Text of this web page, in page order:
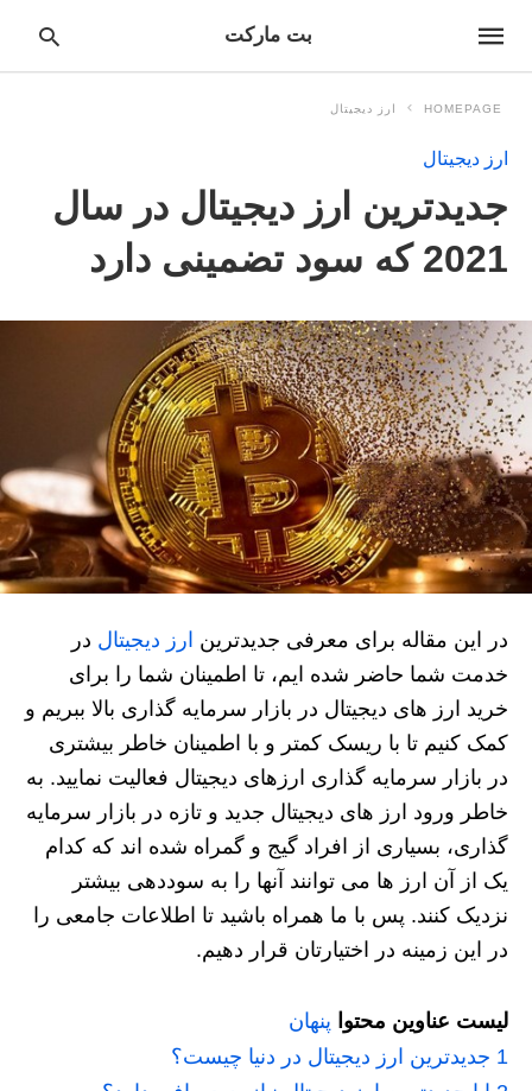
بت مارکت
HOMEPAGE ارز دیجیتال
ارز دیجیتال
جدیدترین ارز دیجیتال در سال
2021 که سود تضمینی دارد
در این مقاله برای معرفی جدیدترین ارز دیجیتال در
خدمت شما حاضر شده ایم، تا اطمینان شما را برای
خرید ارز های دیجیتال در بازار سرمایه گذاری بالا ببریم و
کمک کنیم تا با ریسک کمتر و با اطمینان خاطر بیشتری
در بازار سرمایه گذاری ارزهای دیجیتال فعالیت نمایید. به
خاطر ورود ارز های دیجیتال جدید و تازه در بازار سرمایه
گذاری، بسیاری از افراد گیج و گمراه شده اند که کدام
یک از آن ارز ها می توانند آنها را به سوددهی بیشتر
نزدیک کنند. پس با ما همراه باشید تا اطلاعات جامعی را
در این زمینه در اختیارتان قرار دهیم.
لیست عناوین محتوا پنهان
1 جدیدترین ارز دیجیتال در دنیا چیست؟